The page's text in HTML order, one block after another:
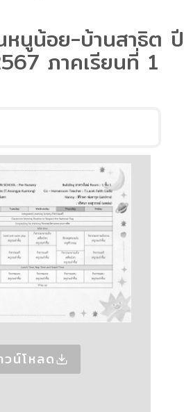
หนูน้อย-บ้านสาธิต ปี
ภาคเรียนที่ 1
วน์โหลด